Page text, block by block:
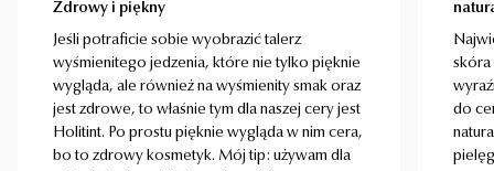
Zdrowy i piękny
Jeśli potraficie sobie wyobrazić talerz
wyśmienitego jedzenia, które nie tylko pięknie
wygląda, ale również na wyśmienity smak oraz
jest zdrowe, to właśnie tym dla naszej cery jest
Holitint. Po prostu pięknie wygląda w nim cera,
bo to zdrowy kosmetyk. Mój tip: używam dla
skóra
do